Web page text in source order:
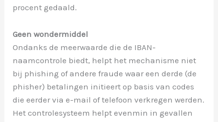
procent gedaald.
Geen wondermiddel
Ondanks de meerwaarde die de IBAN-
naamcontrole biedt, helpt het mechanisme niet
bij phishing of andere fraude waar een derde (de
phisher) betalingen initieert op basis van codes
die eerder via e-mail of telefoon verkregen werden.
Het controlesysteem helpt evenmin in gevallen